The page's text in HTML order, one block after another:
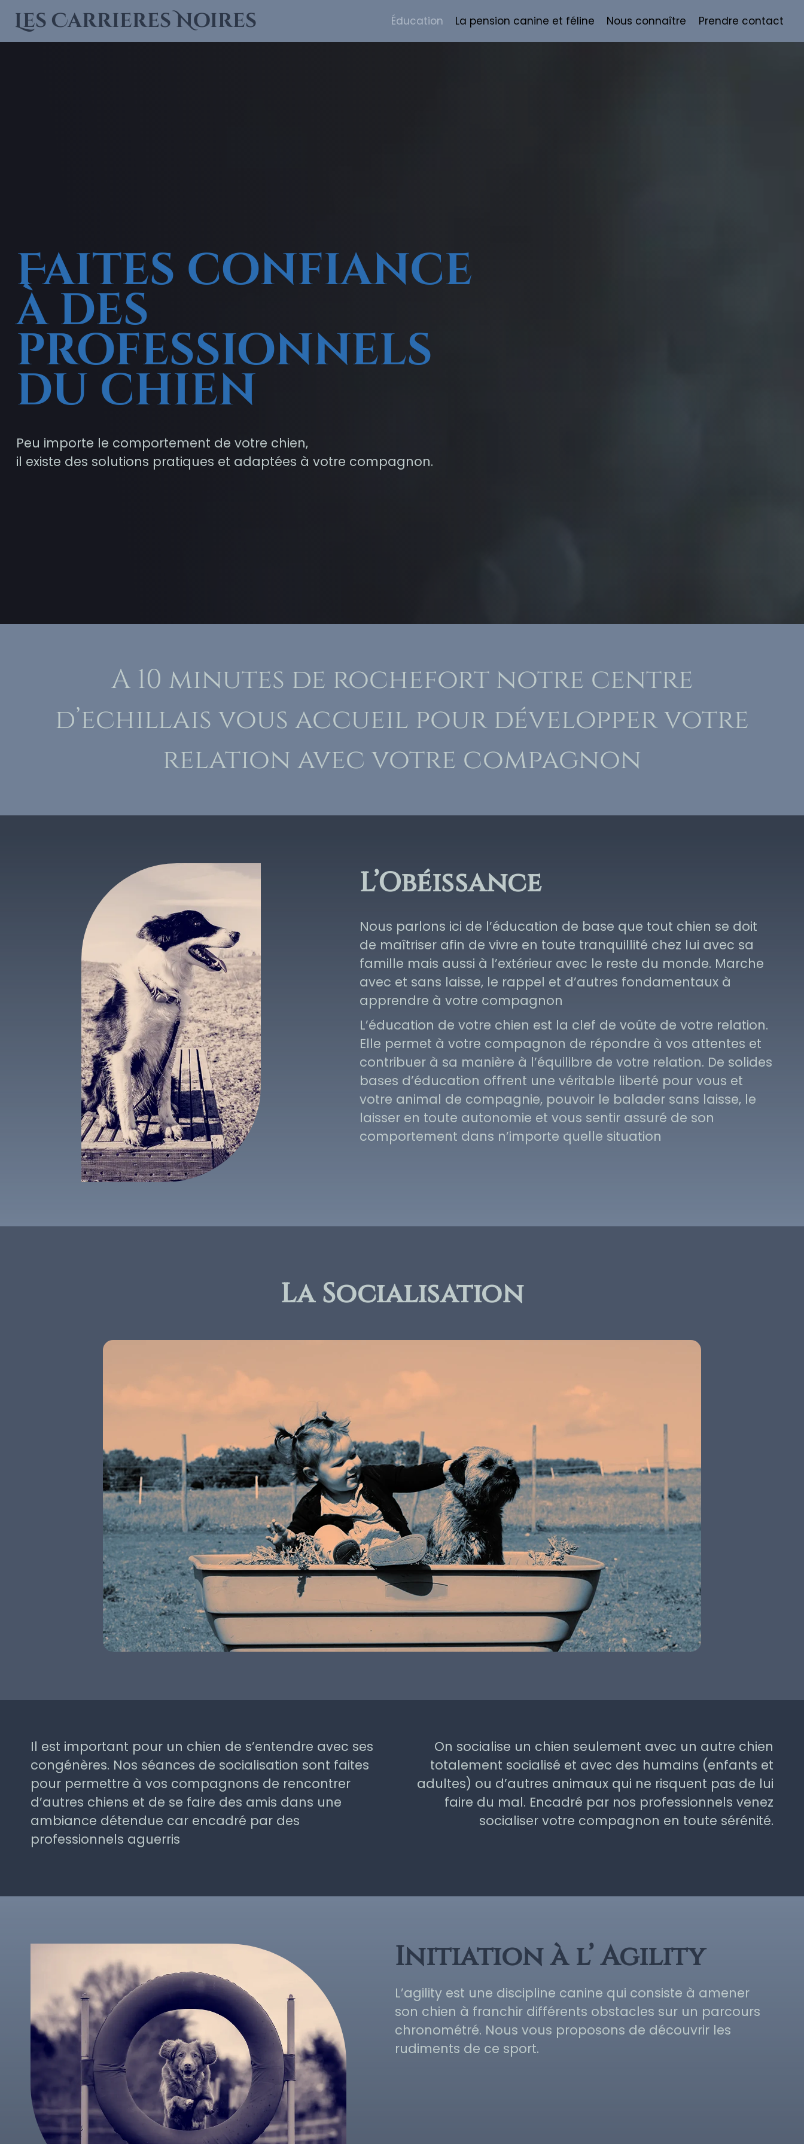
contenu
Les Carrieres Noires Éducation La pension canine et féline Nous connaître Prendre contact
Faites confiance
à des
professionnels
du chien
Peu importe le comportement de votre chien,
il existe des solutions pratiques et adaptées à votre compagnon.
A 10 minutes de rochefort notre centre
d’echillais vous accueil pour développer votre
relation avec votre compagnon
L’Obéissance
Nous parlons ici de l’éducation de base que tout chien se doit
de maîtriser afin de vivre en toute tranquillité chez lui avec sa
famille mais aussi à l’extérieur avec le reste du monde. Marche
avec et sans laisse, le rappel et d’autres fondamentaux à
apprendre à votre compagnon
L’éducation de votre chien est la clef de voûte de votre relation.
Elle permet à votre compagnon de répondre à vos attentes et
contribuer à sa manière à l’équilibre de votre relation. De solides
bases d’éducation offrent une véritable liberté pour vous et
votre animal de compagnie, pouvoir le balader sans laisse, le
laisser en toute autonomie et vous sentir assuré de son
comportement dans n’importe quelle situation
La Socialisation
Il est important pour un chien de s’entendre avec ses
congénères. Nos séances de socialisation sont faites
pour permettre à vos compagnons de rencontrer
d’autres chiens et de se faire des amis dans une
ambiance détendue car encadré par des
professionnels aguerris
On socialise un chien seulement avec un autre chien
totalement socialisé et avec des humains (enfants et
adultes) ou d’autres animaux qui ne risquent pas de lui
faire du mal. Encadré par nos professionnels venez
socialiser votre compagnon en toute sérénité.
Initiation à l’ Agility
L’agility est une discipline canine qui consiste à amener
son chien à franchir différents obstacles sur un parcours
chronométré. Nous vous proposons de découvrir les
rudiments de ce sport.